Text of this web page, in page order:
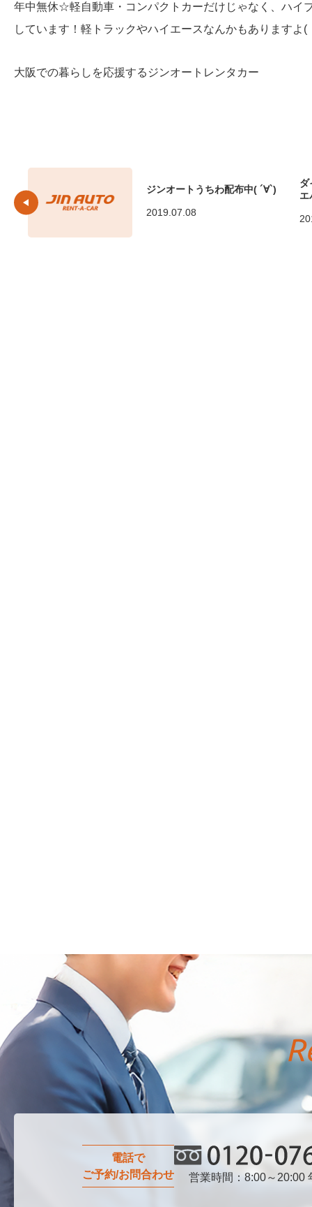
年中無休☆軽自動車・コンパクトカーだけじゃなく、ハイ
しています！軽トラックやハイエースなんかもありますよ(
大阪での暮らしを応援するジンオートレンタカー
ジンオートうちわ配布中( ´∀`)
2019.07.08
エ
電話で
ご予約/お問合わせ
0120-076-750
営業時間：8:00～20:00